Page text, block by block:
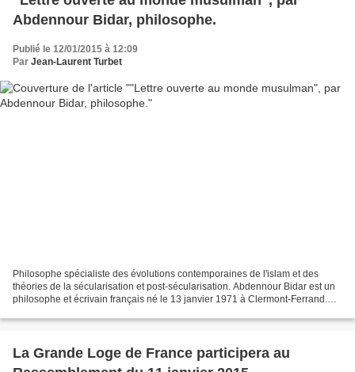
Abdennour Bidar, philosophe.
Publié le 12/01/2015 à 12:09
Par Jean-Laurent Turbet
Philosophe spécialiste des évolutions contemporaines de l'islam et des
théories de la sécularisation et post-sécularisation. Abdennour Bidar est un
philosophe et écrivain français né le 13 janvier 1971 à Clermont-Ferrand.
La Grande Loge de France participera au